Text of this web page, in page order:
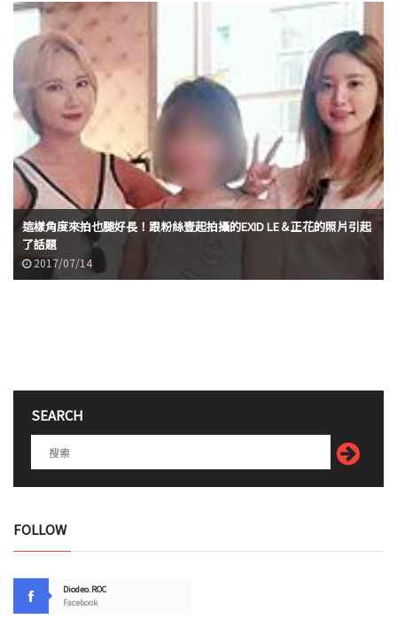
這樣角度來拍也腿好長！跟粉絲壹起拍攝的EXID LE＆正花的照片引起
了話題
2017/07/14
SEARCH
FOLLOW
Diodeo.ROC
Facebook